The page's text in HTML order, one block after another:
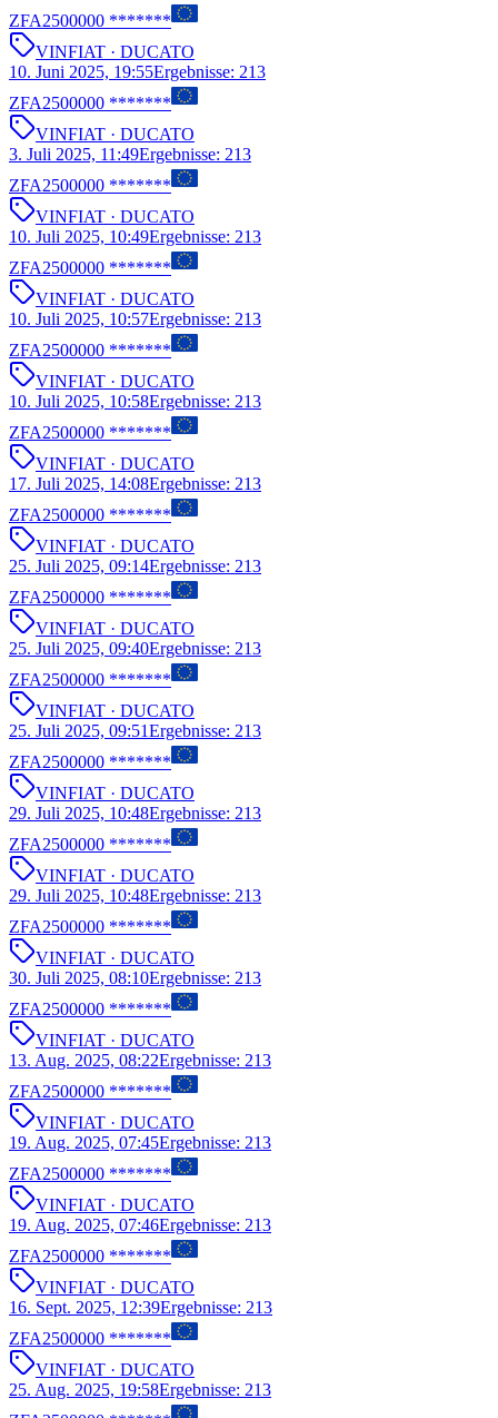
ZFA2500000 *******
VINFIAT · DUCATO
10. Juni 2025, 19:55Ergebnisse: 213
ZFA2500000 *******
VINFIAT · DUCATO
3. Juli 2025, 11:49Ergebnisse: 213
ZFA2500000 *******
VINFIAT · DUCATO
10. Juli 2025, 10:49Ergebnisse: 213
ZFA2500000 *******
VINFIAT · DUCATO
10. Juli 2025, 10:57Ergebnisse: 213
ZFA2500000 *******
VINFIAT · DUCATO
10. Juli 2025, 10:58Ergebnisse: 213
ZFA2500000 *******
VINFIAT · DUCATO
17. Juli 2025, 14:08Ergebnisse: 213
ZFA2500000 *******
VINFIAT · DUCATO
25. Juli 2025, 09:14Ergebnisse: 213
ZFA2500000 *******
VINFIAT · DUCATO
25. Juli 2025, 09:40Ergebnisse: 213
ZFA2500000 *******
VINFIAT · DUCATO
25. Juli 2025, 09:51Ergebnisse: 213
ZFA2500000 *******
VINFIAT · DUCATO
29. Juli 2025, 10:48Ergebnisse: 213
ZFA2500000 *******
VINFIAT · DUCATO
29. Juli 2025, 10:48Ergebnisse: 213
ZFA2500000 *******
VINFIAT · DUCATO
30. Juli 2025, 08:10Ergebnisse: 213
ZFA2500000 *******
VINFIAT · DUCATO
13. Aug. 2025, 08:22Ergebnisse: 213
ZFA2500000 *******
VINFIAT · DUCATO
19. Aug. 2025, 07:45Ergebnisse: 213
ZFA2500000 *******
VINFIAT · DUCATO
19. Aug. 2025, 07:46Ergebnisse: 213
ZFA2500000 *******
VINFIAT · DUCATO
16. Sept. 2025, 12:39Ergebnisse: 213
ZFA2500000 *******
VINFIAT · DUCATO
25. Aug. 2025, 19:58Ergebnisse: 213